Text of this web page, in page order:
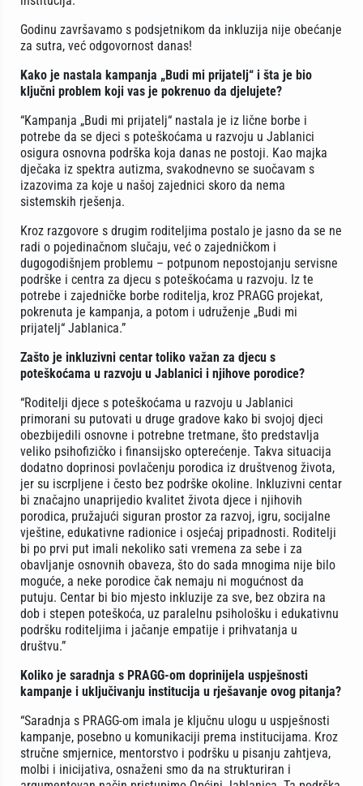
Godinu završavamo s podsjetnikom da inkluzija nije obećanje
za sutra, već odgovornost danas!
Kako je nastala kampanja „Budi mi prijatelj“ i šta je bio
ključni problem koji vas je pokrenuo da djelujete?
“Kampanja „Budi mi prijatelj“ nastala je iz lične borbe i
potrebe da se djeci s poteškoćama u razvoju u Jablanici
osigura osnovna podrška koja danas ne postoji. Kao majka
dječaka iz spektra autizma, svakodnevno se suočavam s
izazovima za koje u našoj zajednici skoro da nema
sistemskih rješenja.
Kroz razgovore s drugim roditeljima postalo je jasno da se ne
radi o pojedinačnom slučaju, već o zajedničkom i
dugogodišnjem problemu – potpunom nepostojanju servisne
podrške i centra za djecu s poteškoćama u razvoju. Iz te
potrebe i zajedničke borbe roditelja, kroz PRAGG projekat,
pokrenuta je kampanja, a potom i udruženje „Budi mi
prijatelj“ Jablanica.”
Zašto je inkluzivni centar toliko važan za djecu s
poteškoćama u razvoju u Jablanici i njihove porodice?
“Roditelji djece s poteškoćama u razvoju u Jablanici
primorani su putovati u druge gradove kako bi svojoj djeci
obezbijedili osnovne i potrebne tretmane, što predstavlja
veliko psihofizičko i finansijsko opterećenje. Takva situacija
dodatno doprinosi povlačenju porodica iz društvenog života,
jer su iscrpljene i često bez podrške okoline. Inkluzivni centar
bi značajno unaprijedio kvalitet života djece i njihovih
porodica, pružajući siguran prostor za razvoj, igru, socijalne
vještine, edukativne radionice i osjećaj pripadnosti. Roditelji
bi po prvi put imali nekoliko sati vremena za sebe i za
obavljanje osnovnih obaveza, što do sada mnogima nije bilo
moguće, a neke porodice čak nemaju ni mogućnost da
putuju. Centar bi bio mjesto inkluzije za sve, bez obzira na
dob i stepen poteškoća, uz paralelnu psihološku i edukativnu
podršku roditeljima i jačanje empatije i prihvatanja u
društvu.”
Koliko je saradnja s PRAGG-om doprinijela uspješnosti
kampanje i uključivanju institucija u rješavanje ovog pitanja?
“Saradnja s PRAGG-om imala je ključnu ulogu u uspješnosti
kampanje, posebno u komunikaciji prema institucijama. Kroz
stručne smjernice, mentorstvo i podršku u pisanju zahtjeva,
molbi i inicijativa, osnaženi smo da na strukturiran i